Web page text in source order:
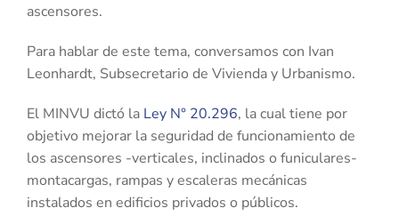
ascensores.
Para hablar de este tema, conversamos con Ivan
Leonhardt, Subsecretario de Vivienda y Urbanismo.
El MINVU dictó la Ley N° 20.296, la cual tiene por
objetivo mejorar la seguridad de funcionamiento de
los ascensores -verticales, inclinados o funiculares-
montacargas, rampas y escaleras mecánicas
instalados en edificios privados o públicos.